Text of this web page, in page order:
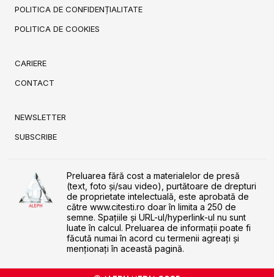
POLITICA DE CONFIDENȚIALITATE
POLITICA DE COOKIES
CARIERE
CONTACT
NEWSLETTER
SUBSCRIBE
Preluarea fără cost a materialelor de presă
(text, foto și/sau video), purtătoare de drepturi
de proprietate intelectuală, este aprobată de
către www.citesti.ro doar în limita a 250 de
semne. Spaţiile şi URL-ul/hyperlink-ul nu sunt
luate în calcul. Preluarea de informaţii poate fi
făcută numai în acord cu termenii agreaţi şi
menţionaţi în această pagină.